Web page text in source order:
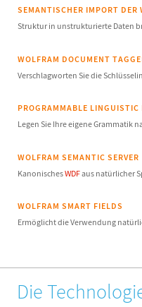
SEMANTISCHER IMPORT DER
Struktur in unstrukturierte Daten
WOLFRAM DOCUMENT
Verschlagworten Sie die
PROGRAMMABLE LINGUISTIC
Legen Sie Ihre eigene Grammatik
WOLFRAM SEMANTIC SERVER
KanonischesWDFaus natürlicher
WOLFRAM SMART FIELDS
Ermöglicht die Verwendung
Die